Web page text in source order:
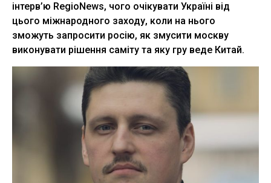
інтерв’ю RegioNews, чого очікувати Україні від
цього міжнародного заходу, коли на нього
зможуть запросити росію, як змусити москву
виконувати рішення саміту та яку гру веде Китай.